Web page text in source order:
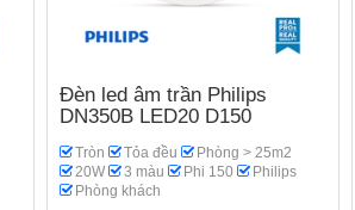
Đèn led âm trần Philips
DN350B LED20 D150
Tròn Tỏa đều
Phòng > 25m2
20W
3 màu Phi 150
Philips
Phòng khách